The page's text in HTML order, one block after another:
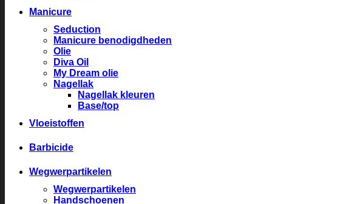
Manicure
Seduction
Manicure benodigdheden
Olie
Diva Oil
My Dream olie
Nagellak
Nagellak kleuren
Base/top
Vloeistoffen
Barbicide
Wegwerpartikelen
Wegwerpartikelen
Handschoenen